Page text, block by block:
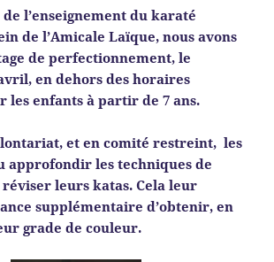
l’enseignement du karaté
de l’Amicale Laïque, nous avons
de perfectionnement, le
en dehors des horaires
les enfants à partir de 7 ans.
et en comité restreint, les
approfondir les techniques de
leurs katas. Cela leur
supplémentaire d’obtenir, en
grade de couleur.